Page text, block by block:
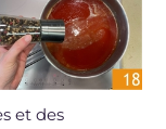
et des